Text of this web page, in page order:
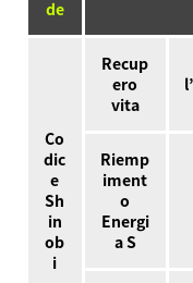
de
Co
dic
e
Sh
in
ob
i
Recup
ero
vita
Riemp
iment
o
Energi
a S